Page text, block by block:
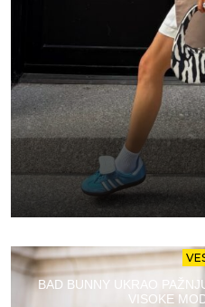
BAD BUNNY UKRAO
VISOKE